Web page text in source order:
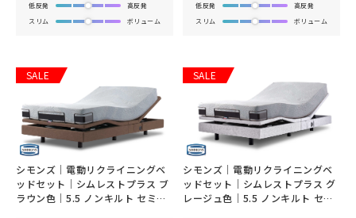
低反発
高反発
スリム
ボリューム
低反発
高反発
スリム
ボリューム
SALE
シモンズ｜電動リクライニングベ
ッドセット｜シムレストプラス ブ
ラウン色｜5.5 ノンキルト セミダ
SALE
シモンズ｜電動リクライニングベ
ッドセット｜シムレストプラス グ
レージュ色｜5.5 ノンキルト セミ